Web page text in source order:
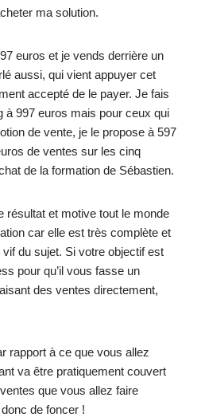
ma solution.
euros et je vends derrière un
aussi, qui vient appuyer cet
accepté de le payer. Je fais
à 997 euros mais pour ceux qui
de vente, je le propose à 597
de ventes sur les cinq
de la formation de Sébastien.
résultat et motive tout le monde
car elle est très complète et
du sujet. Si votre objectif est
pour qu’il vous fasse un
des ventes directement,
rapport à ce que vous allez
va être pratiquement couvert
que vous allez faire
de foncer !